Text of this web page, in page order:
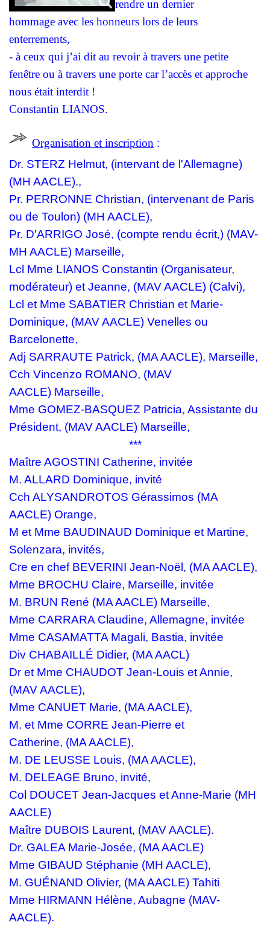
rendre un dernier
hommage avec les honneurs lors de leurs
enterrements,
- à ceux qui j’ai dit au revoir à travers une petite
fenêtre ou à travers une porte car l’accès et approche
nous était interdit !
Constantin LIANOS.
Organisation et inscription :
Dr. STERZ Helmut, (intervant de l'Allemagne)
(MH AACLE).,
Pr. PERRONNE Christian, (intervenant de Paris
ou de Toulon) (MH AACLE),
Pr. D'ARRIGO José, (compte rendu écrit,) (MAV-
MH AACLE) Marseille,
Lcl Mme LIANOS Constantin (Organisateur,
modérateur) et Jeanne, (MAV AACLE) (Calvi),
Lcl et Mme SABATIER Christian et Marie-
Dominique, (MAV AACLE) Venelles ou
Barcelonette,
Adj SARRAUTE Patrick, (MA AACLE), Marseille,
Cch Vincenzo ROMANO, (MAV
AACLE) Marseille,
Mme GOMEZ-BASQUEZ Patricia, Assistante du
Président, (MAV AACLE) Marseille,
***
Maître AGOSTINI Catherine, invitée
M. ALLARD Dominique, invité
Cch ALYSANDROTOS Gérassimos (MA
AACLE) Orange,
M et Mme BAUDINAUD Dominique et Martine,
Solenzara, invités,
Cre en chef BEVERINI Jean-Noël, (MA AACLE),
Mme BROCHU Claire, Marseille, invitée
M. BRUN René (MA AACLE) Marseille,
Mme CARRARA Claudine, Allemagne, invitée
Mme CASAMATTA Magali, Bastia, invitée
Div CHABAILLÉ Didier, (MA AACL)
Dr et Mme CHAUDOT Jean-Louis et Annie,
(MAV AACLE),
Mme CANUET Marie, (MA AACLE),
M. et Mme CORRE Jean-Pierre et
Catherine, (MA AACLE),
M. DE LEUSSE Louis, (MA AACLE),
M. DELEAGE Bruno, invité,
Col DOUCET Jean-Jacques et Anne-Marie (MH
AACLE)
Maître DUBOIS Laurent, (MAV AACLE).
Dr. GALEA Marie-Josée, (MA AACLE)
Mme GIBAUD Stéphanie (MH AACLE),
M. GUÉNAND Olivier, (MA AACLE) Tahiti
Mme HIRMANN Hélène, Aubagne (MAV-
AACLE).